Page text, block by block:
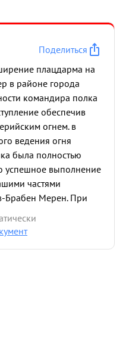
Поделиться
плацдарма на
в районе города
командира полка
обеспечив
огнем. в
ведения огня
была полностью
успешное выполнение
частями
Брабен Мерен. При
эшелонированной
города Кюстрин
Образцово